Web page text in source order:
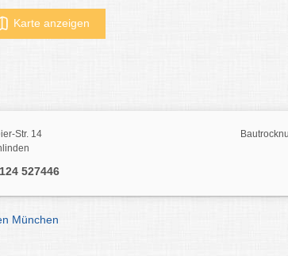
Karte anzeigen
Str. 14
527446
München